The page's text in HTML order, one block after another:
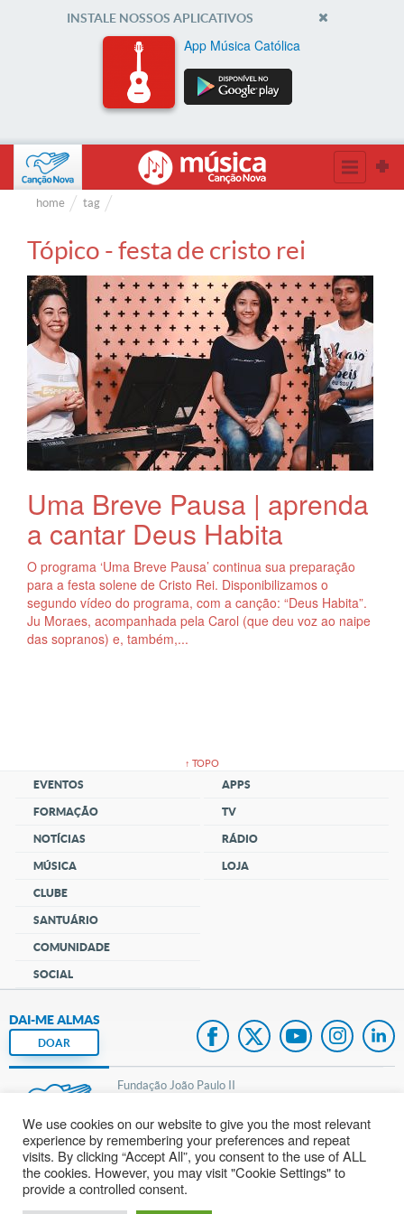
INSTALE NOSSOS APLICATIVOS
App Música Católica
home tag
Tópico - festa de cristo rei
Uma Breve Pausa | aprenda
a cantar Deus Habita
O programa ‘Uma Breve Pausa’ continua sua preparação
para a festa solene de Cristo Rei. Disponibilizamos o
segundo vídeo do programa, com a canção: “Deus Habita”.
Ju Moraes, acompanhada pela Carol (que deu voz ao naipe
das sopranos) e, também,...
↑ TOPO
EVENTOS
FORMAÇÃO
NOTÍCIAS
MÚSICA
CLUBE
SANTUÁRIO
COMUNIDADE
SOCIAL
APPS
TV
RÁDIO
LOJA
DAI-ME ALMAS
DOAR
Fundação João Paulo II
Pedido de Oração
Mapa do site
Internacional
We use cookies on our website to give you the most relevant
experience by remembering your preferences and repeat
visits. By clicking “Accept All”, you consent to the use of ALL
the cookies. However, you may visit "Cookie Settings" to
provide a controlled consent.